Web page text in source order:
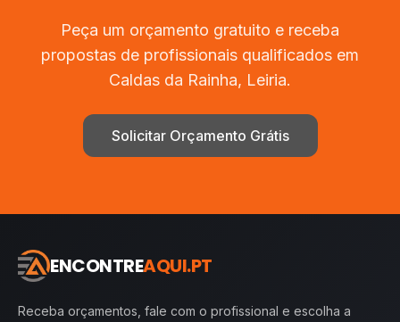
Peça um orçamento gratuito e receba
propostas de profissionais qualificados em
Caldas da Rainha, Leiria.
Solicitar Orçamento Grátis
ENCONTREAQUI.PT
Receba orçamentos, fale com o profissional e escolha a